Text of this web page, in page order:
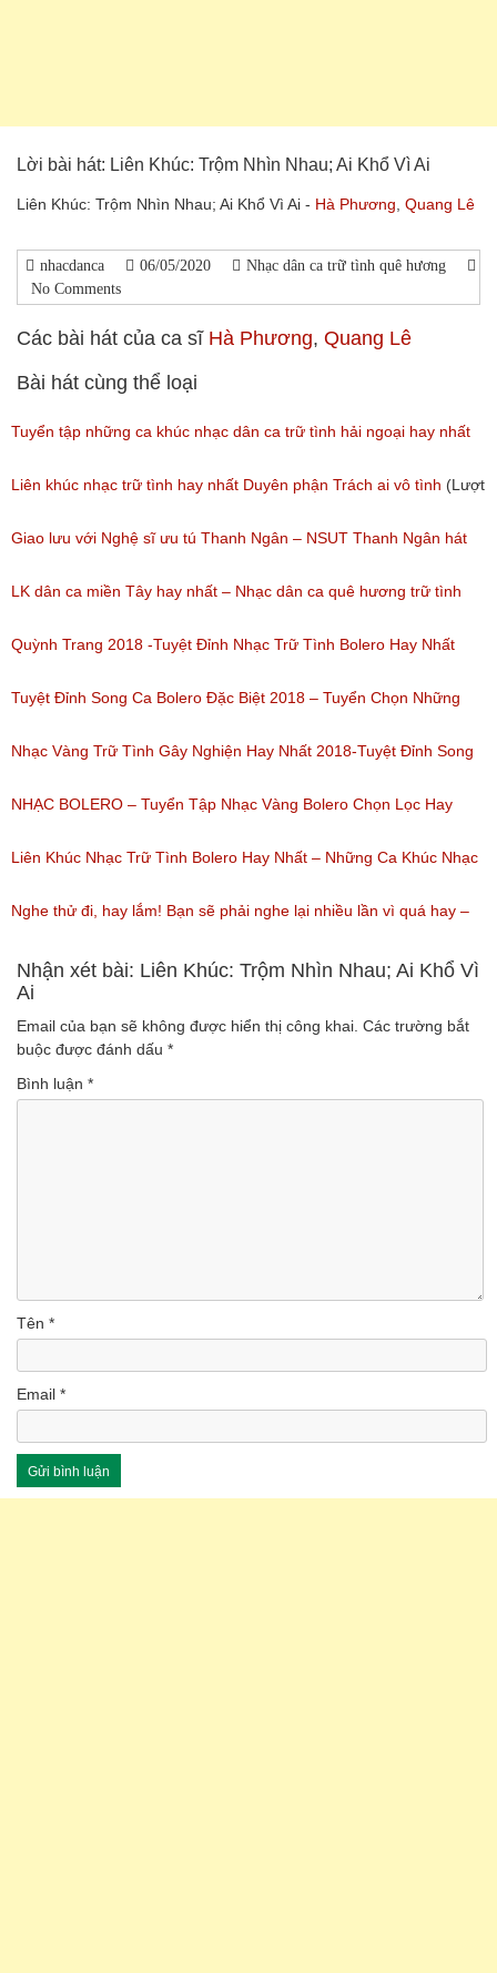
Lời bài hát: Liên Khúc: Trộm Nhìn Nhau; Ai Khổ Vì Ai
Liên Khúc: Trộm Nhìn Nhau; Ai Khổ Vì Ai - Hà Phương Quang Lê
nhacdanca 06/05/2020
Nhạc dân ca trữ tình quê hương
No Comments
Các bài hát của ca sĩ Hà Phương, Quang Lê
Bài hát cùng thể loại
Tuyển tập những ca khúc nhạc dân ca trữ tình hải ngoại hay nhất
(Lượt nghe: 277)
Liên khúc nhạc trữ tình hay nhất Duyên phận Trách ai vô tình (Lượt
nghe: 193)
Giao lưu với Nghệ sĩ ưu tú Thanh Ngân – NSUT Thanh Ngân hát
Bolero
(Lượt nghe: 80)
LK dân ca miền Tây hay nhất – Nhạc dân ca quê hương trữ tình
miền tây hay nhất
(Lượt nghe: 184)
Quỳnh Trang 2018 -Tuyệt Đỉnh Nhạc Trữ Tình Bolero Hay Nhất
Của Quỳnh Trang 2018
(Lượt nghe: 155)
Tuyệt Đỉnh Song Ca Bolero Đặc Biệt 2018 – Tuyển Chọn Những
Bài Hát Song Ca Nhạc Vàng Bolero Hay Nhất
(Lượt nghe: 218)
Nhạc Vàng Trữ Tình Gây Nghiện Hay Nhất 2018-Tuyệt Đỉnh Song
Ca Thiên Quang Quỳnh Trang Ngọt Ngào
(Lượt nghe: 219)
NHẠC BOLERO – Tuyển Tập Nhạc Vàng Bolero Chọn Lọc Hay
Nhất / Tuyệt Đỉnh Bolero
(Lượt nghe: 99)
Liên Khúc Nhạc Trữ Tình Bolero Hay Nhất – Những Ca Khúc Nhạc
Vàng Trữ Tình Hay Nhất 2018
(Lượt nghe: 75)
Nghe thử đi, hay lắm! Bạn sẽ phải nghe lại nhiều lần vì quá hay –
Nhạc miền Tây đặc sắc
(Lượt nghe: 46)
Nhận xét bài: Liên Khúc: Trộm Nhìn Nhau; Ai Khổ Vì
Ai
Email của bạn sẽ không được hiển thị công khai. Các trường bắt
buộc được đánh dấu *
Bình luận *
Tên *
Email *